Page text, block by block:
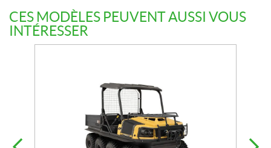
CES MODÈLES PEUVENT AUSSI VOUS
INTÉRESSER